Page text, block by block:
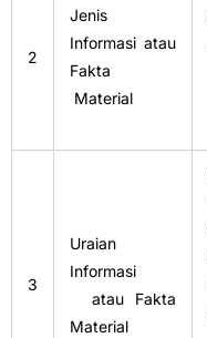
2
Jenis
Informasi atau
Fakta
Material
3
Uraian
Informasi
atau Fakta
Material